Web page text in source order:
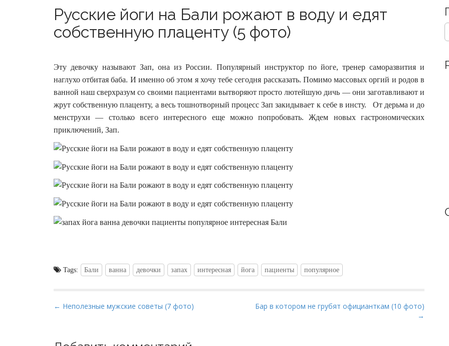
Русские йоги на Бали рожают в воду и едят
собственную плаценту (5 фото)
Эту девочку называют Зап, она из России. Популярный инструктор по йоге, тренер саморазвития и
наглухо отбитая баба. И именно об этом я хочу тебе сегодня рассказать. Помимо массовых оргий и родов в
ванной наш сверхразум со своими пациентами вытворяют просто лютейшую дичь — они заготавливают и
жрут собственную плаценту, а весь тошнотворный процесс Зап закидывает к себе в инсту. От дерьма и до
менструхи — столько всего интересного еще можно попробовать. Ждем новых гастрономических
приключений, Зап.
Tags: Бали ванна девочки запах интересная йога пациенты популярное
P
← Неполезные мужские советы (7 фото)
Бар в котором не грубят официанткам (10 фото)
→
S
e
c